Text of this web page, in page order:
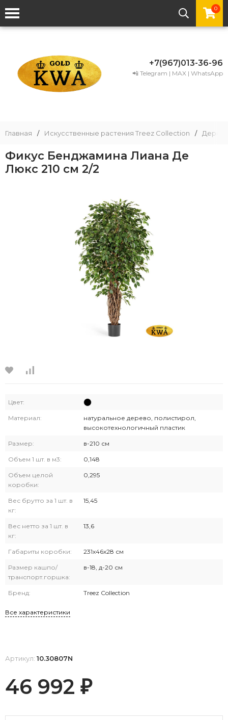
0
+7(967)013-36-96
📲 Telegram | MAX | WhatsApp
Главная / Искусственные растения Treez Collection /
Фикус Бенджамина Лиана Де
Люкс 210 см 2/2
Цвет:
Материал:
натуральное дерево, полистирол,
высокотехнологичный пластик
Размер: в-210 см
Объем 1 шт. в м3: 0,148
Объем целой
коробки:
0,295
Вес брутто за 1 шт. в
кг:
15,45
Вес нетто за 1 шт. в
кг:
13,6
Габариты коробки: 231х46х28 см
Размер кашпо/
транспорт.горшка:
в-18, д-20 см
Бренд: Treez Collection
Все характеристики
Артикул: 10.30807N
46 992 ₽